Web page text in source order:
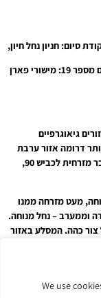
We use
נ.צ: 460159 / 212753 . כ 11 ק"מ. מפת סימון שבילים מספר 19: מישורי פארן
גיאוגרפיים
דרומה אזור ערבת
יפרוק – נחל חמדה ומישורי נחל חיון. המסלול עצמו עובר מזרחית לכביש 90,
מעט מזרחה ממנו
וממערב – נחל מנוחה.
צור כהה. המסלע באזור
בגבעות אלה הוא
מצטרפים ערוצים